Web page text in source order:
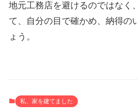
地元工務店を避けるのではなく
て、自分の目で確かめ、納得の
ょう。
私、家を建てました